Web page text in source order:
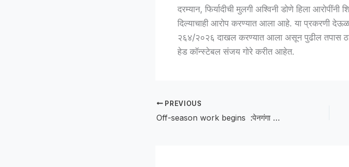
दरम्यान, फिर्यादीची मुलगी अश्विनी डोणे हिला
दिल्याचाही आरोप करण्यात आला आहे. या प्रकरणी
२६४/२०२६ दाखल करण्यात आला असून पुढील तपास
हेड कॉन्स्टेबल संजय गोरे करीत आहेत.
PREVIOUS
Off-season work begins :पेनगंगा साखर कारखान्यात ऑफ सिझन कामांचा शुभारंभ; विक्रमी गाळपासाठी यंत्रणा सज्ज